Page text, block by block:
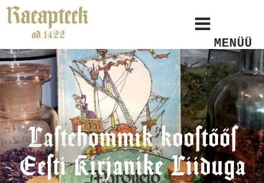
MENÜÜ
Lastehommik koostöös
Eesti Kirjanike Liiduga